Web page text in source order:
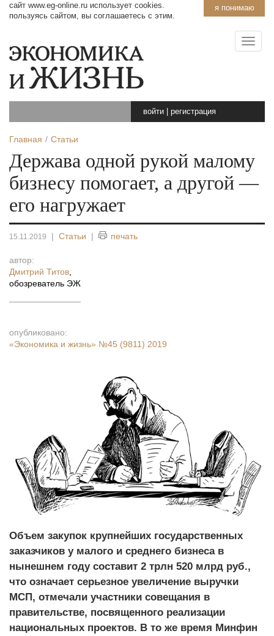
я понимаю
сайт www.eg-online.ru использует cookies.
пользуясь сайтом, вы соглашаетесь с этим.
войти регистрация
Главная Статьи
Держава одной рукой малому
бизнесу помогает, а другой —
его нагружает
15.11.2019 | Статьи | печать
автор:
Дмитрий Титов
обозреватель ЭЖ
опубликовано:
«Экономика и жизнь» №45 (9811) 2019
Объем закупок крупнейших государственных
заказчиков у малого и среднего бизнеса в
нынешнем году составит 2 трлн 520 млрд руб.,
что означает серьезное увеличение выручки
МСП, отмечали участники совещания в
правительстве, посвященного реализации
национальных проектов. В то же время Минфин